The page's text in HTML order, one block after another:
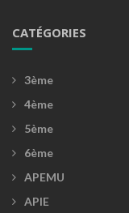
CATÉGORIES
3ème
4ème
5ème
6ème
APEMU
APIE